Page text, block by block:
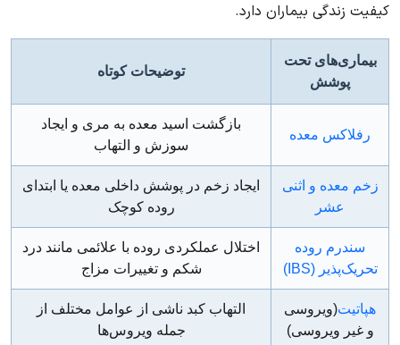
کیفیت زندگی بیماران دارد.
بیماری‌های تحت
پوشش
توضیحات کوتاه
رفلاکس معده
بازگشت اسید معده به مری و ایجاد
سوزش و التهاب
زخم معده و اثنی
عشر
ایجاد زخم در پوشش داخلی معده یا ابتدای
روده کوچک
سندرم روده
تحریک‌پذیر (IBS)
اختلال عملکردی روده با علائمی مانند درد
شکم و تغییرات مزاج
هپاتیت(ویروسی
و غیر ویروسی)
التهاب کبد ناشی از عوامل مختلف از
جمله ویروس‌ها